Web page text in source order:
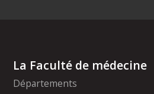
La Faculté de médecine
Départements